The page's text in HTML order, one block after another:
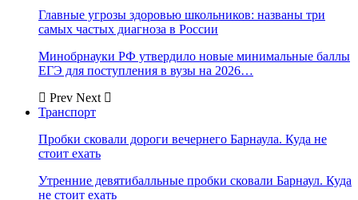
Главные угрозы здоровью школьников: названы три
самых частых диагноза в России
Минобрнауки РФ утвердило новые минимальные баллы
ЕГЭ для поступления в вузы на 2026…
Prev Next
Транспорт
Пробки сковали дороги вечернего Барнаула. Куда не
стоит ехать
Утренние девятибалльные пробки сковали Барнаул. Куда
не стоит ехать